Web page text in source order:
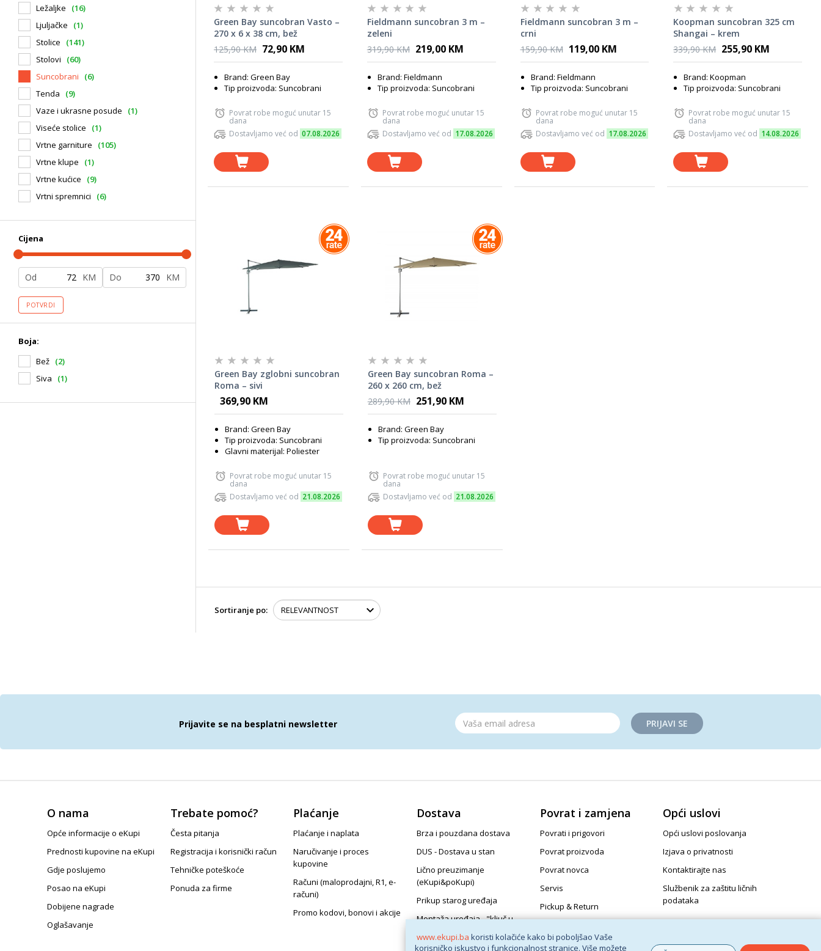
www.ekupi.ba koristi kolačiće kako bi poboljšao Vaše
korisničko iskustvo i funkcionalnost stranice. Više možete
Ležaljke
(16)
Ljuljačke
(1)
Stolice
(141)
Stolovi
(60)
Suncobrani
(6)
Tenda
(9)
Vaze i ukrasne posude
(1)
Viseće stolice
(1)
Vrtne garniture
(105)
Vrtne klupe
(1)
Vrtne kućice
(9)
Vrtni spremnici
(6)
Cijena
Od KM Do KM
POTVRDI
Boja:
Bež (2)
Siva
(1)
Green Bay suncobran Vasto –
270 x 6 x 38 cm, bež
125,90 KM 72,90 KM
Brand: Green Bay
Tip proizvoda: Suncobrani
Povrat robe moguć unutar 15
dana
Dostavljamo već od 07.08.2026
Fieldmann suncobran 3 m –
zeleni
319,90 KM 219,00 KM
Brand: Fieldmann
Tip proizvoda: Suncobrani
Povrat robe moguć unutar 15
dana
Dostavljamo već od 17.08.2026
Fieldmann suncobran 3 m –
crni
159,90 KM 119,00 KM
Brand: Fieldmann
Tip proizvoda: Suncobrani
Povrat robe moguć unutar 15
dana
Dostavljamo već od 17.08.2026
Koopman suncobran 325 cm
Shangai – krem
339,90 KM 255,90 KM
Brand: Koopman
Tip proizvoda: Suncobrani
Povrat robe moguć unutar 15
dana
Dostavljamo već od 14.08.2026
Green Bay zglobni suncobran
Roma – sivi
369,90 KM
Brand: Green Bay
Tip proizvoda: Suncobrani
Glavni materijal: Poliester
Povrat robe moguć unutar 15
dana
Dostavljamo već od 21.08.2026
Green Bay suncobran Roma –
260 x 260 cm, bež
289,90 KM 251,90 KM
Brand: Green Bay
Tip proizvoda: Suncobrani
Povrat robe moguć unutar 15
dana
Dostavljamo već od 21.08.2026
Sortiranje po:
Prijavite se na besplatni newsletter PRIJAVI SE
O nama
Opće informacije o eKupi
Prednosti kupovine na eKupi
Gdje poslujemo
Posao na eKupi
Dobijene nagrade
Oglašavanje
Trebate pomoć?
Česta pitanja
Registracija i korisnički račun
Tehničke poteškoće
Ponuda za firme
Plaćanje
Plaćanje i naplata
Naručivanje i proces
kupovine
Računi (maloprodajni, R1, e-
računi)
Promo kodovi, bonovi i akcije
Dostava
Brza i pouzdana dostava
DUS - Dostava u stan
Lično preuzimanje
(eKupi&poKupi)
Prikup starog uređaja
Montaža uređaja - "ključ u
Povrat i zamjena
Povrati i prigovori
Povrat proizvoda
Povrat novca
Servis
Pickup & Return
Opći uslovi
Opći uslovi poslovanja
Izjava o privatnosti
Kontaktirajte nas
Službenik za zaštitu ličnih
podataka